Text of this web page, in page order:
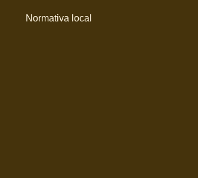
Normativa local